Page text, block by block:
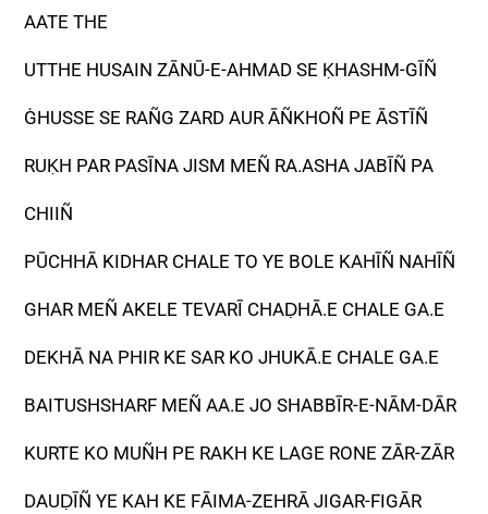
AATE THE
UTTHE HUSAIN ZĀNŪ-E-AHMAD SE ḲHASHM-GĪÑ
ĠHUSSE SE RAÑG ZARD AUR ĀÑKHOÑ PE ĀSTĪÑ
RUḲH PAR PASĪNA JISM MEÑ RA.ASHA JABĪÑ PA
CHIIÑ
PŪCHHĀ KIDHAR CHALE TO YE BOLE KAHĪÑ NAHĪÑ
GHAR MEÑ AKELE TEVARĪ CHAḌHĀ.E CHALE GA.E
DEKHĀ NA PHIR KE SAR KO JHUKĀ.E CHALE GA.E
BAITUSHSHARF MEÑ AA.E JO SHABBĪR-E-NĀM-DĀR
KURTE KO MUÑH PE RAKH KE LAGE RONE ZĀR-ZĀR
DAUḌĪÑ YE KAH KE FĀIMA-ZEHRĀ JIGAR-FIGĀR